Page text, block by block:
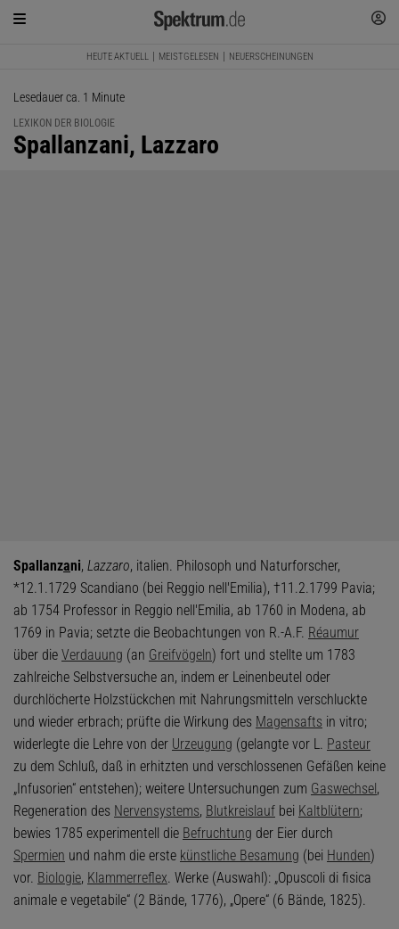
HEUTE AKTUELL MEISTGELESEN NEUERSCHEINUNGEN
Lesedauer ca. 1 Minute
LEXIKON DER BIOLOGIE
:
Spallanzani, Lazzaro
Spallanzani, Lazzaro, italien. Philosoph und Naturforscher,
*12.1.1729 Scandiano (bei Reggio nell'Emilia), †11.2.1799 Pavia;
ab 1754 Professor in Reggio nell'Emilia, ab 1760 in Modena, ab
1769 in Pavia; setzte die Beobachtungen von R.-A.F. Réaumur
über die Verdauung (an Greifvögeln) fort und stellte um 1783
zahlreiche Selbstversuche an, indem er Leinenbeutel oder
durchlöcherte Holzstückchen mit Nahrungsmitteln verschluckte
und wieder erbrach; prüfte die Wirkung des Magensafts in vitro;
widerlegte die Lehre von der Urzeugung (gelangte vor L. Pasteur
zu dem Schluß, daß in erhitzten und verschlossenen Gefäßen keine
„Infusorien“ entstehen); weitere Untersuchungen zum Gaswechsel,
Regeneration des Nervensystems, Blutkreislauf bei Kaltblütern;
bewies 1785 experimentell die Befruchtung der Eier durch
Spermien und nahm die erste künstliche Besamung (bei Hunden)
vor. Biologie, Klammerreflex. Werke (Auswahl): „Opuscoli di fisica
animale e vegetabile“ (2 Bände, 1776), „Opere“ (6 Bände, 1825).